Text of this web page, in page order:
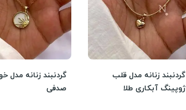
گردنبند زنانه مدل قلب
ژوپینگ آبکاری طلا
گردنبند زنانه مدل
صدفی